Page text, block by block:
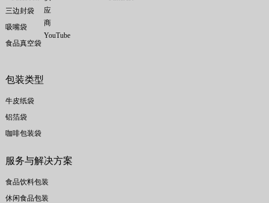
三边封袋
吸嘴袋
食品真空袋
包装类型
牛皮纸袋
铝箔袋
咖啡包装袋
服务与解决方案
食品饮料包装
休闲食品包装